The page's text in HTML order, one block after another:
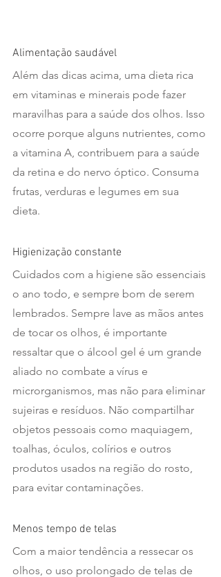
Alimentação saudável
Além das dicas acima, uma dieta rica
em vitaminas e minerais pode fazer
maravilhas para a saúde dos olhos. Isso
ocorre porque alguns nutrientes, como
a vitamina A, contribuem para a saúde
da retina e do nervo óptico. Consuma
frutas, verduras e legumes em sua
dieta.
Higienização constante
Cuidados com a higiene são essenciais
o ano todo, e sempre bom de serem
lembrados. Sempre lave as mãos antes
de tocar os olhos, é importante
ressaltar que o álcool gel é um grande
aliado no combate a vírus e
microrganismos, mas não para eliminar
sujeiras e resíduos. Não compartilhar
objetos pessoais como maquiagem,
toalhas, óculos, colírios e outros
produtos usados na região do rosto,
para evitar contaminações.
Menos tempo de telas
Com a maior tendência a ressecar os
olhos, o uso prolongado de telas de